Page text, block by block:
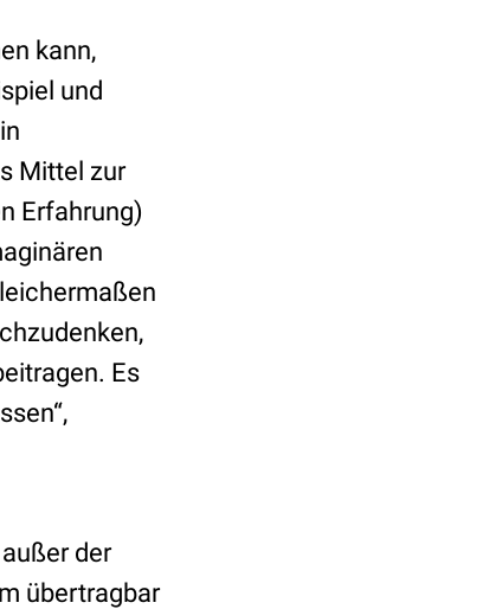
kann,
und
Mittel zur
Erfahrung)
Es
der
übertragbar